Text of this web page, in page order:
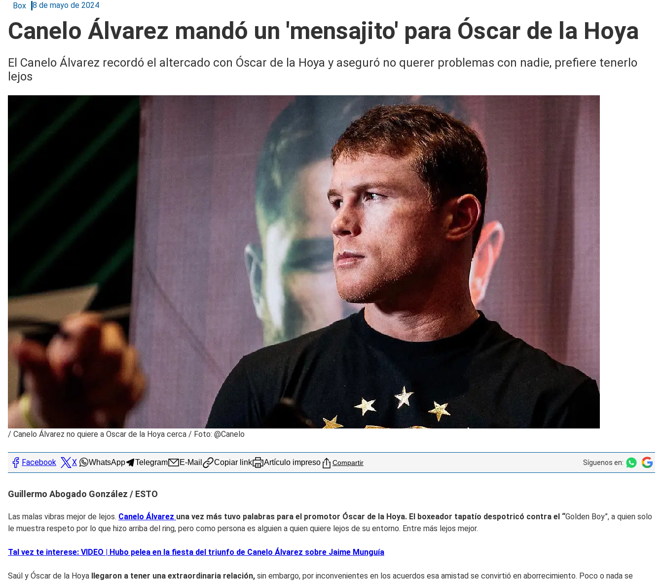
Box 8 de mayo de 2024
Canelo Álvarez mandó un 'mensajito' para Óscar de la Hoya
El Canelo Álvarez recordó el altercado con Óscar de la Hoya y aseguró no querer problemas con nadie, prefiere tenerlo
lejos
/ Canelo Álvarez no quiere a Oscar de la Hoya cerca / Foto: @Canelo
Facebook X WhatsApp Telegram E-Mail Copiar link Artículo impreso Compartir Síguenos en:
Guillermo Abogado González / ESTO
Las malas vibras mejor de lejos. Canelo Álvarez una vez más tuvo palabras para el promotor Óscar de la Hoya. El boxeador tapatío despotricó contra el “Golden Boy”, a quien solo
le muestra respeto por lo que hizo arriba del ring, pero como persona es alguien a quien quiere lejos de su entorno. Entre más lejos mejor.
Tal vez te interese: VIDEO | Hubo pelea en la fiesta del triunfo de Canelo Álvarez sobre Jaime Munguía
Saúl y Óscar de la Hoya llegaron a tener una extraordinaria relación, sin embargo, por inconvenientes en los acuerdos esa amistad se convirtió en aborrecimiento. Poco o nada se